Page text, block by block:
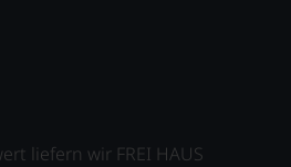
liefern wir FREI HAUS